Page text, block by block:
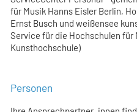
für Musik Hanns Eisler Berlin,
Ernst Busch und weißensee
Service für die Hochschulen für
Kunsthochschule)
Personen